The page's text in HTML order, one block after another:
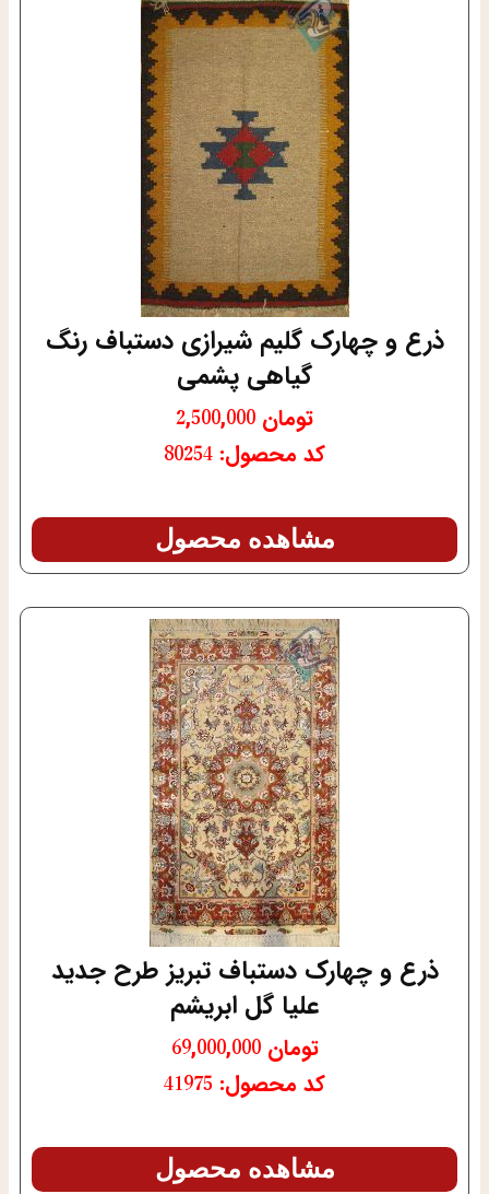
ذرع و چهارک گلیم شیرازی دستباف رنگ
گیاهی پشمی
تومان
کد محصول: 80254
مشاهده محصول
ذرع و چهارک دستباف تبریز طرح جدید
علیا گل ابریشم
تومان 69,000,000
کد محصول: 41975
مشاهده محصول